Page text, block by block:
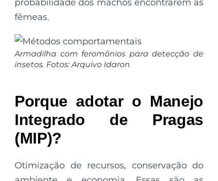
probabilidade dos machos encontrarem as
fêmeas.
Armadilha com feromônios para detecção de
insetos. Fotos: Arquivo Idaron
Porque adotar o Manejo
Integrado de Pragas
(MIP)?
Otimização de recursos, conservação do